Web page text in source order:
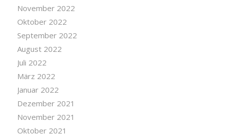
November 2022
Oktober 2022
September 2022
August 2022
Juli 2022
März 2022
Januar 2022
Dezember 2021
November 2021
Oktober 2021